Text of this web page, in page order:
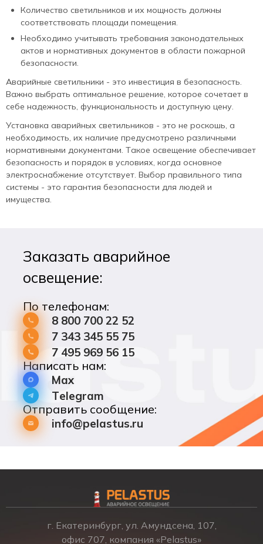
Количество светильников и их мощность должны
соответствовать площади помещения.
Необходимо учитывать требования законодательных
актов и нормативных документов в области пожарной
безопасности.
Аварийные светильники - это инвестиция в безопасность.
Важно выбрать оптимальное решение, которое сочетает в
себе надежность, функциональность и доступную цену.
Установка аварийных светильников - это не роскошь, а
необходимость, их наличие предусмотрено различными
нормативными документами. Такое освещение обеспечивает
безопасность и порядок в условиях, когда основное
электроснабжение отсутствует. Выбор правильного типа
системы - это гарантия безопасности для людей и
имущества.
Заказать аварийное
освещение:
По телефонам:
8 800 700 22 52
7 343 345 55 75
7 495 969 56 15
Написать нам:
Max
Telegram
Отправить сообщение:
info@pelastus.ru
г. Екатеринбург, ул. Амундсена, 107,
офис 707, компания «Pelastus»